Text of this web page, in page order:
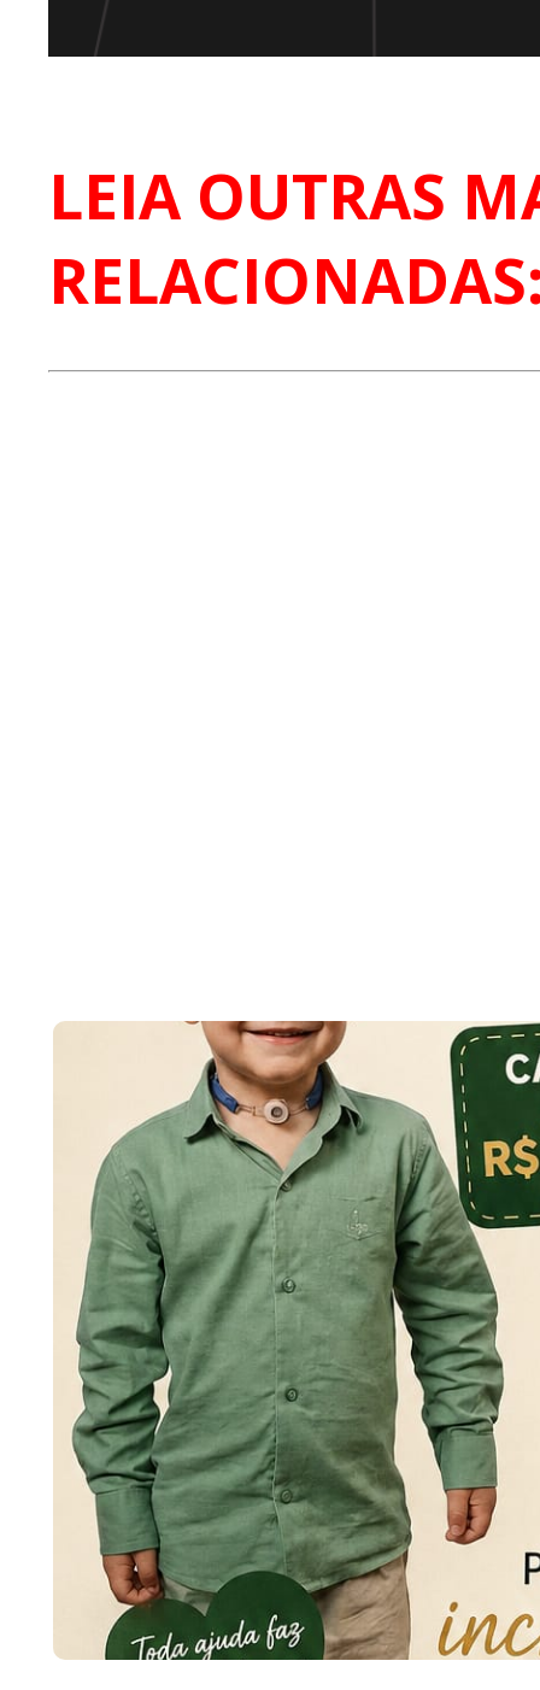
LEIA OUTRAS